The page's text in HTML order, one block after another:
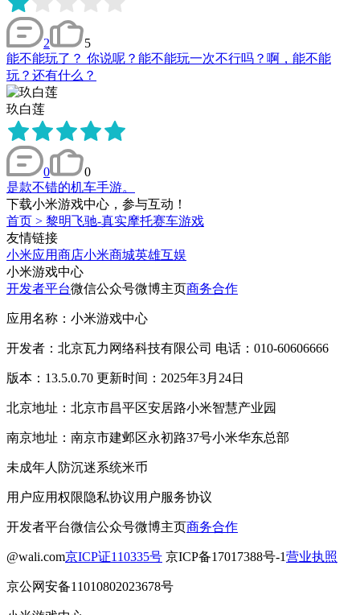
2
5
能不能玩了？ 你说呢？能不能玩一次不行吗？啊，能不能
玩？还有什么？
玖白莲
0
0
是款不错的机车手游。
下载小米游戏中心，参与互动！
首页 > 黎明飞驰-真实摩托赛车游戏
友情链接
小米应用商店小米商城英雄互娱
小米游戏中心
开发者平台微信公众号微博主页商务合作
应用名称：小米游戏中心
开发者：北京瓦力网络科技有限公司 电话：010-60606666
版本：13.5.0.70 更新时间：2025年3月24日
北京地址：北京市昌平区安居路小米智慧产业园
南京地址：南京市建邺区永初路37号小米华东总部
未成年人防沉迷系统米币
用户应用权限隐私协议用户服务协议
开发者平台微信公众号微博主页商务合作
@wali.com京ICP证110335号 京ICP备17017388号-1营业执照
京公网安备11010802023678号